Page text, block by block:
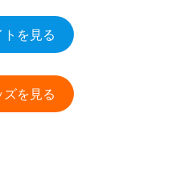
を見る
を見る